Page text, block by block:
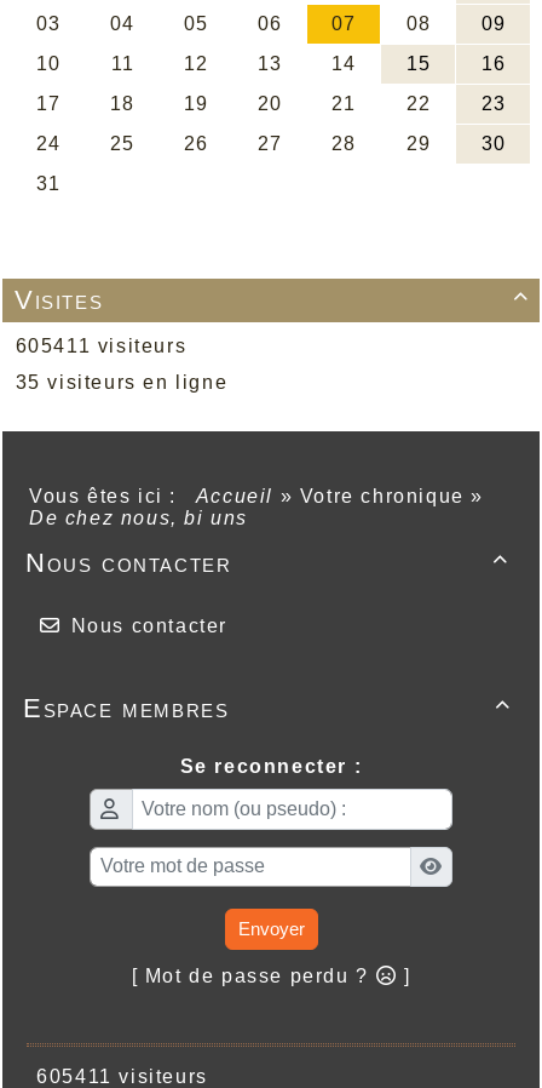

Visites
605411 visiteurs
35 visiteurs en ligne
Vous êtes ici : Accueil » Votre chronique »
De chez nous, bi uns

Nous contacter
Nous contacter

Espace membres
Se reconnecter :
Envoyer
[ Mot de passe perdu ? ]
605411 visiteurs